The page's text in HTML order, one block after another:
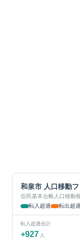
和泉市 人口移動
住民基本台帳人口移動
転入超過
転出超過
転入超過合計
+927 人